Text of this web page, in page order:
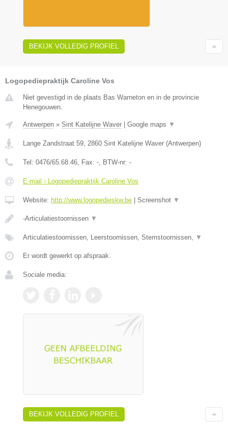
BEKIJK VOLLEDIG PROFIEL
Logopediepraktijk Caroline Vos
Niet gevestigd in de plaats Bas Warneton en in de provincie
Henegouwen.
Antwerpen » Sint Katelijne Waver Google maps ▼
Lange Zandstraat 59, 2860 Sint Katelijne Waver (Antwerpen)
Tel: 0476/65.68.46, Fax: -, BTW-nr: -
E-mail › Logopediepraktijk Caroline Vos
Website: http://www.logopedieskw.be Screenshot ▼
-Articulatiestoornissen ▼
Articulatiestoornissen, Leerstoornissen, Stemstoornissen, ▼
Er wordt gewerkt op afspraak.
Sociale media:
BEKIJK VOLLEDIG PROFIEL